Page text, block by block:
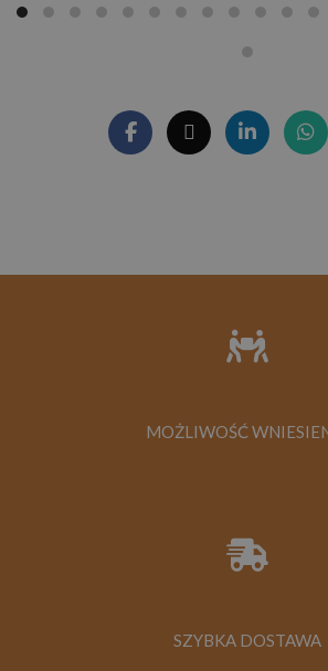
MOŻLIWOŚĆ
SZYBKA DOSTAWA